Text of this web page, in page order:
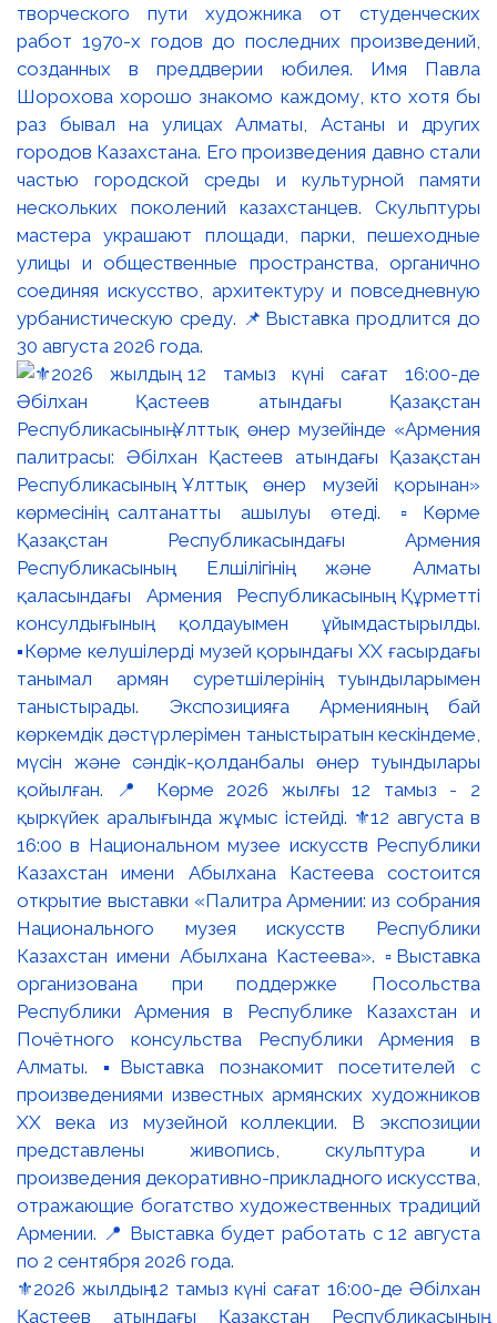
творческого пути художника от студенческих
работ 1970-х годов до последних произведений,
созданных в преддверии юбилея. Имя Павла
Шорохова хорошо знакомо каждому, кто хотя бы
раз бывал на улицах Алматы, Астаны и других
городов Казахстана. Его произведения давно стали
частью городской среды и культурной памяти
нескольких поколений казахстанцев. Скульптуры
мастера украшают площади, парки, пешеходные
улицы и общественные пространства, органично
соединяя искусство, архитектуру и повседневную
урбанистическую среду. 📌Выставка продлится до
30 августа 2026 года.
⚜️2026 жылдың 12 тамыз күні сағат 16:00-де Әбілхан
Қастеев атындағы Қазақстан Республикасының